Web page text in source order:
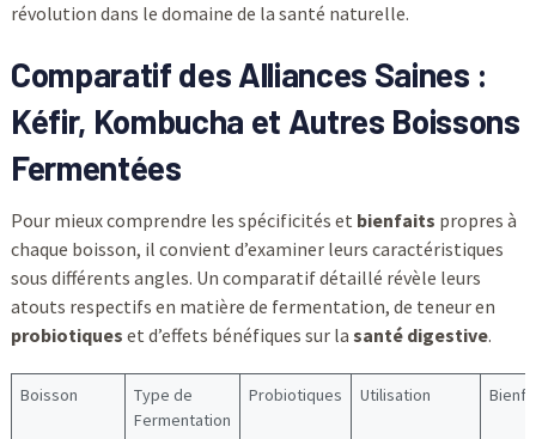
révolution dans le domaine de la santé naturelle.
Comparatif des Alliances Saines :
Kéfir, Kombucha et Autres Boissons
Fermentées
Pour mieux comprendre les spécificités et bienfaits propres à
chaque boisson, il convient d’examiner leurs caractéristiques
sous différents angles. Un comparatif détaillé révèle leurs
atouts respectifs en matière de fermentation, de teneur en
probiotiques et d’effets bénéfiques sur la santé digestive.
Boisson
Type de
Fermentation
Probiotiques Utilisation